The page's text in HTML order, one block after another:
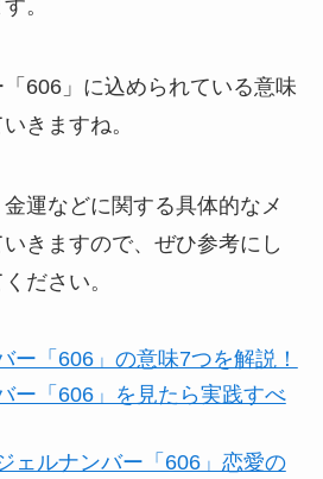
。
606」に込められている意味
きますね。
運などに関する具体的なメ
きますので、ぜひ参考にし
ださい。
ー「606」の意味7つを解説！
ー「606」を見たら実践すべ
ェルナンバー「606」恋愛の